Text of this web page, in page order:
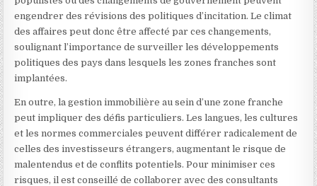
engendrer des révisions des politiques d’incitation. Le climat
des affaires peut donc être affecté par ces changements,
soulignant l’importance de surveiller les développements
politiques des pays dans lesquels les zones franches sont
implantées.
En outre, la gestion immobilière au sein d’une zone franche
peut impliquer des défis particuliers. Les langues, les cultures
et les normes commerciales peuvent différer radicalement de
celles des investisseurs étrangers, augmentant le risque de
malentendus et de conflits potentiels. Pour minimiser ces
risques, il est conseillé de collaborer avec des consultants